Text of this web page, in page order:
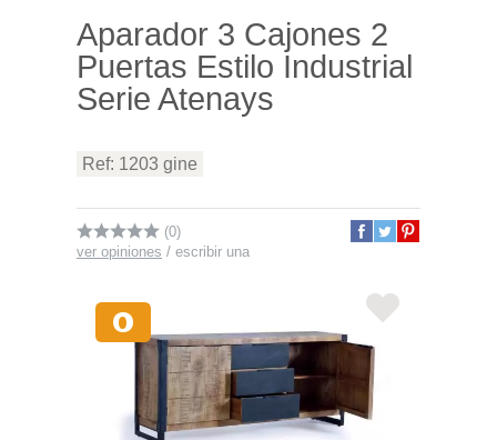
Aparador 3 Cajones 2
Puertas Estilo Industrial
Serie Atenays
Ref: 1203 gine
(0)
ver opiniones / escribir una